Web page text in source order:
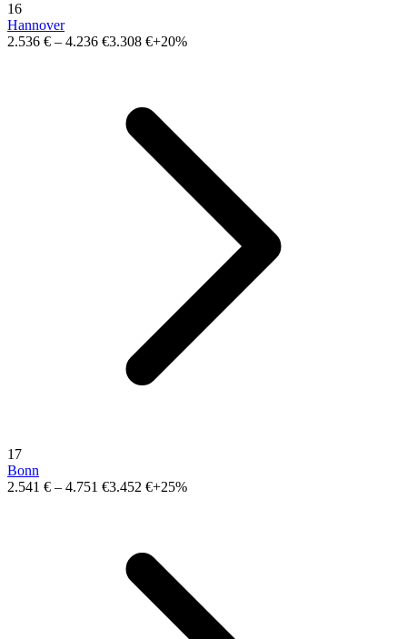
16
Hannover
2.536 € – 4.236 €3.308 €+20%
17
Bonn
2.541 € – 4.751 €3.452 €+25%